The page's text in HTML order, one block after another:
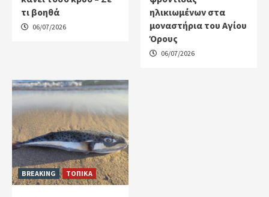
τι βοηθά
06/07/2026
ηλικιωμένων στα
μοναστήρια του Αγίου
Όρους
06/07/2026
BREAKING ΤΟΠΙΚΑ